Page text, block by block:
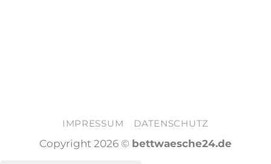
IMPRESSUM DATENSCHUTZ
Copyright 2026 © bettwaesche24.de